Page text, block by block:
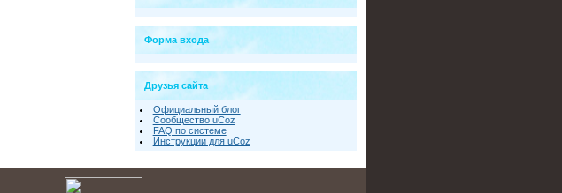
Форма входа
Друзья сайта
Официальный блог
Сообщество uCoz
FAQ по системе
Инструкции для uCoz